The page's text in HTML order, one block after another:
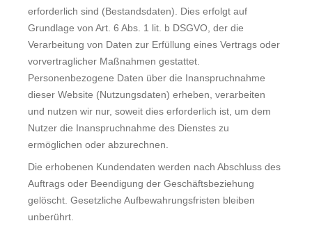
erforderlich sind (Bestandsdaten). Dies erfolgt auf
Grundlage von Art. 6 Abs. 1 lit. b DSGVO, der die
Verarbeitung von Daten zur Erfüllung eines Vertrags oder
vorvertraglicher Maßnahmen gestattet.
Personenbezogene Daten über die Inanspruchnahme
dieser Website (Nutzungsdaten) erheben, verarbeiten
und nutzen wir nur, soweit dies erforderlich ist, um dem
Nutzer die Inanspruchnahme des Dienstes zu
ermöglichen oder abzurechnen.
Die erhobenen Kundendaten werden nach Abschluss des
Auftrags oder Beendigung der Geschäftsbeziehung
gelöscht. Gesetzliche Aufbewahrungsfristen bleiben
unberührt.